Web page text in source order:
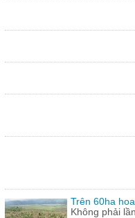
Trên 60ha
Không phải